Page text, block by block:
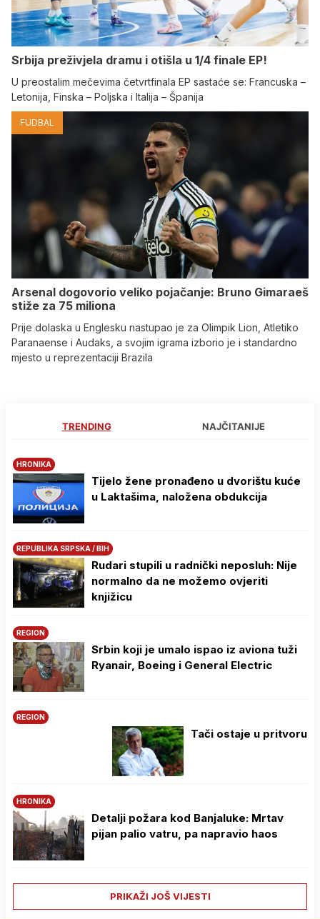
Srbija preživjela dramu i otišla u 1/4 finale EP!
U preostalim mečevima četvrtfinala EP sastaće se: Francuska –
Letonija, Finska – Poljska i Italija – Španija
FUDBAL
Arsenal dogovorio veliko pojačanje: Bruno Gimaraeš
stiže za 75 miliona
Prije dolaska u Englesku nastupao je za Olimpik Lion, Atletiko
Paranaense i Audaks, a svojim igrama izborio je i standardno
mjesto u reprezentaciji Brazila
TRENDING NAJČITANIJE
HRONIKA
Tijelo žene pronađeno u dvorištu kuće
u Laktašima, naložena obdukcija
REPUBLIKA SRPSKA / BIH
Rudari stupili u radnički neposluh: Nije
normalno da ne možemo ovjeriti
knjižicu
REGION
Srbin koji je umalo ispao iz aviona tuži
Ryanair, Boeing i General Electric
REGION
Tači ostaje u pritvoru
HRONIKA
Detalji požara kod Banjaluke: Mrtav
pijan palio vatru, pa napravio haos
PRIKAŽI JOŠ VIJESTI